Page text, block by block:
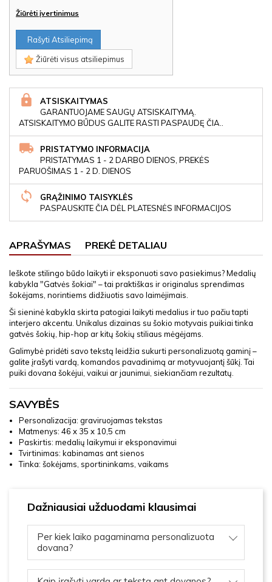
Žiūrėti įvertinimus
Rašyti Atsiliepimą
Žiūrėti visus atsiliepimus
ATSISKAITYMAS
GARANTUOJAME SAUGŲ ATSISKAITYMĄ.
ATSISKAITYMO BŪDUS GALITE RASTI PASPAUDĘ ČIA..
PRISTATYMO INFORMACIJA
PRISTATYMAS 1 - 2 DARBO DIENOS, PREKĖS
PARUOŠIMAS 1 - 2 D. DIENOS
GRĄŽINIMO TAISYKLĖS
PASPAUSKITE ČIA DĖL PLATESNĖS INFORMACIJOS
APRAŠYMAS PREKĖ DETALIAU
Ieškote stilingo būdo laikyti ir eksponuoti savo pasiekimus? Medalių
kabykla "Gatvės šokiai" – tai praktiškas ir originalus sprendimas
šokėjams, norintiems didžiuotis savo laimėjimais.
Ši sieninė kabykla skirta patogiai laikyti medalius ir tuo pačiu tapti
interjero akcentu. Unikalus dizainas su šokio motyvais puikiai tinka
gatvės šokių, hip-hop ar kitų šokių stiliaus mėgėjams.
Galimybė pridėti savo tekstą leidžia sukurti personalizuotą gaminį –
galite įrašyti vardą, komandos pavadinimą ar motyvuojantį šūkį. Tai
puiki dovana šokėjui, vaikui ar jaunimui, siekiančiam rezultatų.
SAVYBĖS
Personalizacija: graviruojamas tekstas
Matmenys: 46 x 35 x 10,5 cm
Paskirtis: medalių laikymui ir eksponavimui
Tvirtinimas: kabinamas ant sienos
Tinka: šokėjams, sportininkams, vaikams
Dažniausiai užduodami klausimai
Per kiek laiko pagaminama personalizuota
dovana?